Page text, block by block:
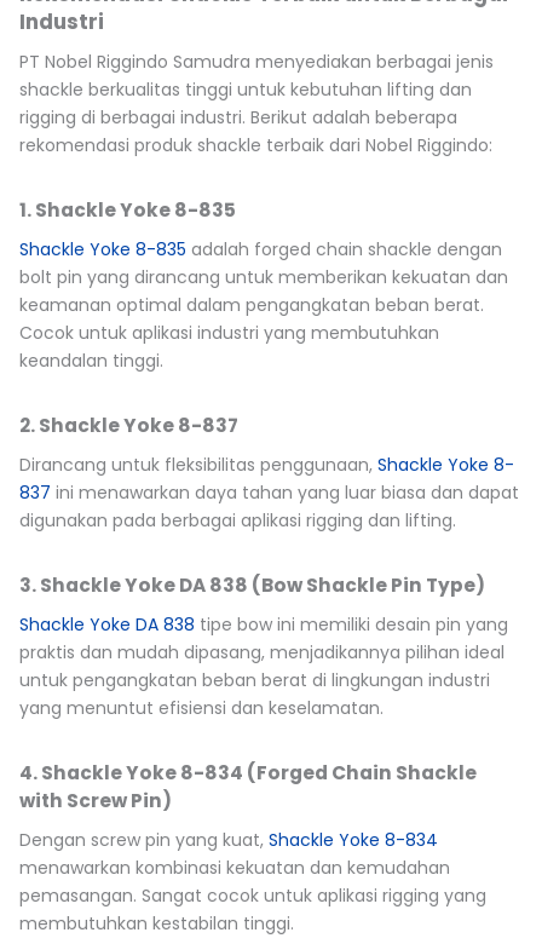
Industri
PT Nobel Riggindo Samudra menyediakan berbagai jenis
shackle berkualitas tinggi untuk kebutuhan lifting dan
rigging di berbagai industri. Berikut adalah beberapa
rekomendasi produk shackle terbaik dari Nobel Riggindo:
1. Shackle Yoke 8-835
Shackle Yoke 8-835 adalah forged chain shackle dengan
bolt pin yang dirancang untuk memberikan kekuatan dan
keamanan optimal dalam pengangkatan beban berat.
Cocok untuk aplikasi industri yang membutuhkan
keandalan tinggi.
2. Shackle Yoke 8-837
Dirancang untuk fleksibilitas penggunaan, Shackle Yoke 8-
837 ini menawarkan daya tahan yang luar biasa dan dapat
digunakan pada berbagai aplikasi rigging dan lifting.
3. Shackle Yoke DA 838 (Bow Shackle Pin Type)
Shackle Yoke DA 838 tipe bow ini memiliki desain pin yang
praktis dan mudah dipasang, menjadikannya pilihan ideal
untuk pengangkatan beban berat di lingkungan industri
yang menuntut efisiensi dan keselamatan.
4. Shackle Yoke 8-834 (Forged Chain Shackle
with Screw Pin)
Dengan screw pin yang kuat, Shackle Yoke 8-834
menawarkan kombinasi kekuatan dan kemudahan
pemasangan. Sangat cocok untuk aplikasi rigging yang
membutuhkan kestabilan tinggi.